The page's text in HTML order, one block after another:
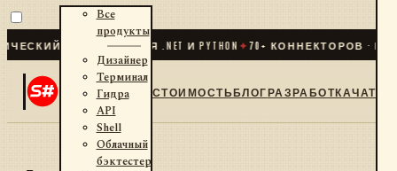
ТРЕЙДИНГ ДЛЯ .NET И PYTHON✦70+ КОННЕКТОРОВ ·
Все
продукты
Дизайнер
Терминал
Гидра
API
Shell
Облачный
бэктестер
СТОИМОСТЬБЛОГРАЗРАБОТКАЧАТ